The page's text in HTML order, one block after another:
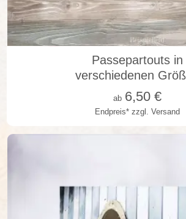
in vielen Varianten
Passepartouts in
verschiedenen
Endpreis* zzgl. Versand
ab 6,50€